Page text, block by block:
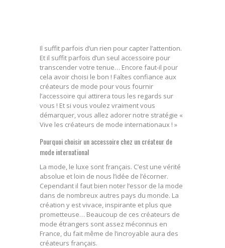
Il suffit parfois d’un rien pour capter l’attention.
Et il suffit parfois d’un seul accessoire pour
transcender votre tenue… Encore faut-il pour
cela avoir choisi le bon ! Faîtes confiance aux
créateurs de mode pour vous fournir
l’accessoire qui attirera tous les regards sur
vous ! Et si vous voulez vraiment vous
démarquer, vous allez adorer notre stratégie «
Vive les créateurs de mode internationaux ! »
Pourquoi choisir un accessoire chez un créateur de
mode international
La mode, le luxe sont français. C’est une vérité
absolue et loin de nous l’idée de l’écorner.
Cependant il faut bien noter l’essor de la mode
dans de nombreux autres pays du monde. La
création y est vivace, inspirante et plus que
prometteuse… Beaucoup de ces créateurs de
mode étrangers sont assez méconnus en
France, du fait même de l’incroyable aura des
créateurs français.